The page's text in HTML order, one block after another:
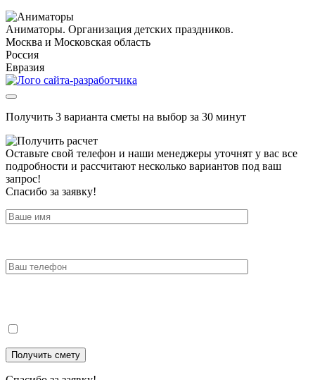
Аниматоры. Организация детских праздников.
Москва и Московская область
Россия
Евразия
Получить 3 варианта сметы на выбор за 30 минут
Оставьте свой телефон и наши менеджеры уточнят у вас все
подробности и рассчитают несколько вариантов под ваш
запрос!
Спасибо за заявку!